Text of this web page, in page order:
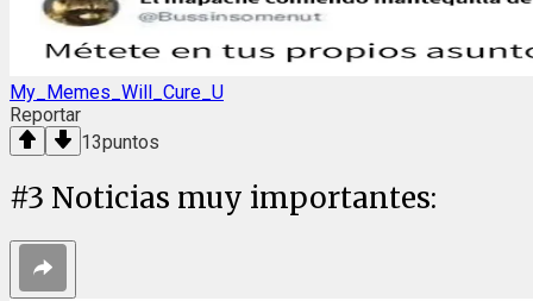
My_Memes_Will_Cure_U
Reportar
13puntos
#3 Noticias muy importantes: